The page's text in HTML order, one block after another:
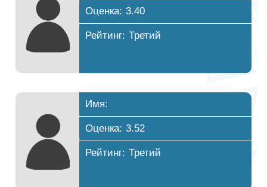
Оценка: 3.40
Рейтинг: Третий
Имя:
Оценка: 3.52
Рейтинг: Третий